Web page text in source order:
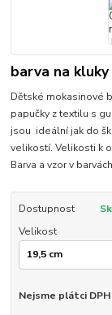
barva na
Dětské mokasinové
papučky z textilu s
jsou ideální jak do
velikostí. Velikosti k
Barva a vzor v
Dostupnost
Velikost
Nejsme plátci DPH